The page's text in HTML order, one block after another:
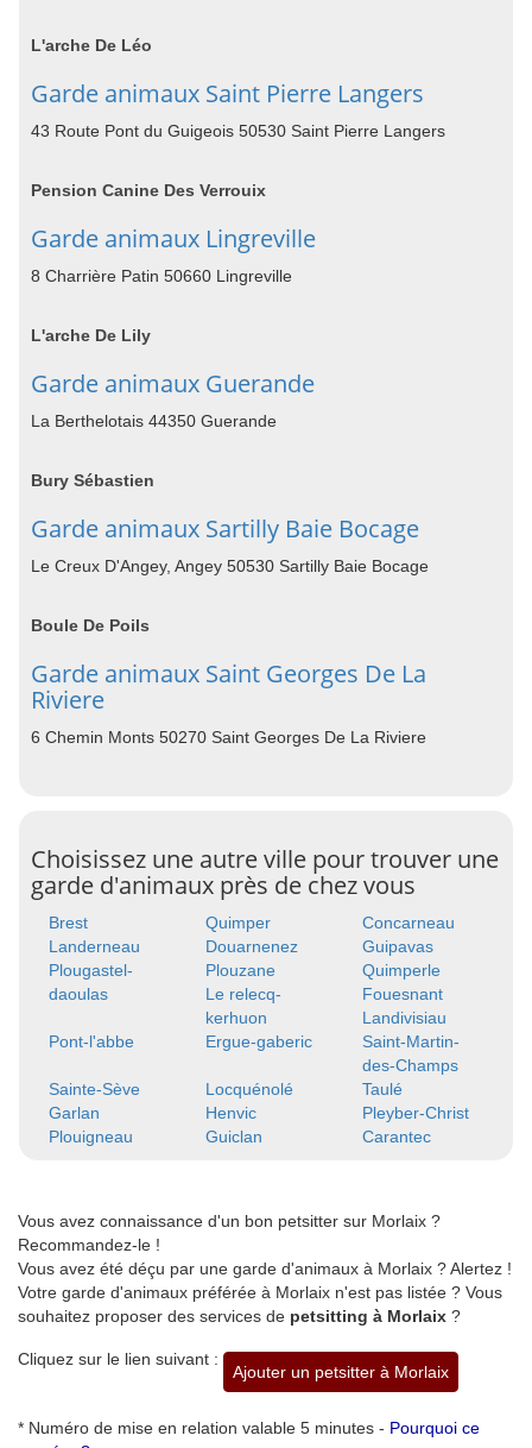
L'arche De Léo
Garde animaux Saint Pierre Langers
43 Route Pont du Guigeois 50530 Saint Pierre Langers
Pension Canine Des Verrouix
Garde animaux Lingreville
8 Charrière Patin 50660 Lingreville
L'arche De Lily
Garde animaux Guerande
La Berthelotais 44350 Guerande
Bury Sébastien
Garde animaux Sartilly Baie Bocage
Le Creux D'Angey, Angey 50530 Sartilly Baie Bocage
Boule De Poils
Garde animaux Saint Georges De La
Riviere
6 Chemin Monts 50270 Saint Georges De La Riviere
Choisissez une autre ville pour trouver une
garde d'animaux près de chez vous
Brest Quimper
Concarneau
Landerneau
Douarnenez
Guipavas
Plougastel-
daoulas
Plouzane
Quimperle
Le relecq-
kerhuon
Fouesnant
Landivisiau
Pont-l'abbe
Ergue-gaberic
Saint-Martin-
des-Champs
Sainte-Sève
Locquénolé
Taulé
Garlan
Henvic
Pleyber-Christ
Plouigneau
Guiclan Carantec
Vous avez connaissance d'un bon petsitter sur Morlaix ?
Recommandez-le !
Vous avez été déçu par une garde d'animaux à Morlaix ? Alertez !
Votre garde d'animaux préférée à Morlaix n'est pas listée ? Vous
souhaitez proposer des services de petsitting à Morlaix ?
Cliquez sur le lien suivant :
Ajouter un petsitter à Morlaix
* Numéro de mise en relation valable 5 minutes - Pourquoi ce